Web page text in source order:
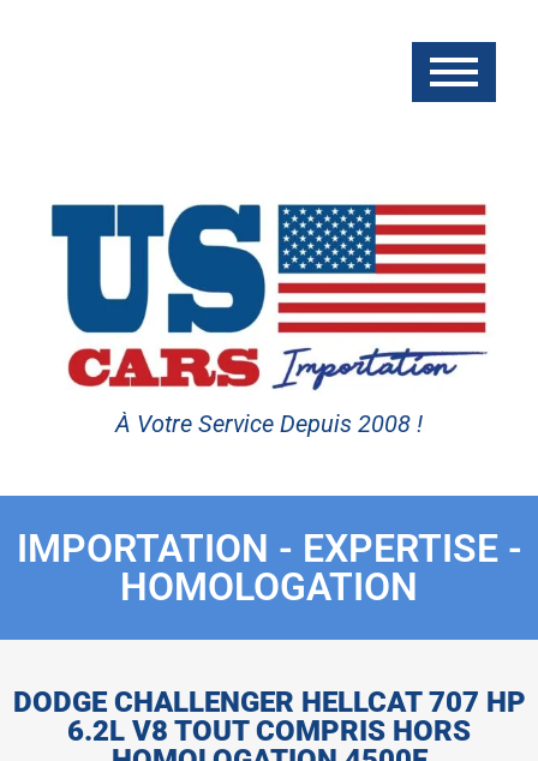
À Votre Service Depuis 2008 !
IMPORTATION - EXPERTISE -
HOMOLOGATION
DODGE CHALLENGER HELLCAT 707 HP
6.2L V8 TOUT COMPRIS HORS